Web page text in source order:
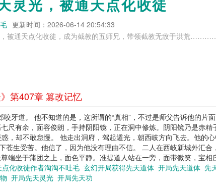
灵光，被通天点化收徒
更新时间：2026-06-14 20:54:33
，被通天点化收徒，成为截教的五师兄，带领截教无敌
第407章 篡改记忆
咬牙道。 他不知道的是，这所谓的“真相”，不过是师父告诉他的
尺有余，面容俊朗，手持阴阳镜，正在洞中修炼。阴阳镜乃是赤
，却不敢怠慢。 他走出洞府，驾起遁光，朝西岐方向飞去。他的
苍生受苦。他信了，因为他没有理由不信。 二人在西岐新城外汇
端坐于蒲团之上，面色平静。准提道人站在一旁，面带微笑，宝
化收徒作者淘淘不吐毛 玄幻开局获得先天道体 开局先天道体 先
开局先天灵光 开局先天功